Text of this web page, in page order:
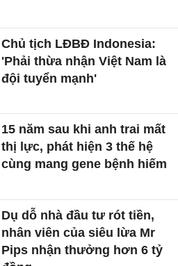
Chủ tịch LĐBĐ Indonesia:
'Phải thừa nhận Việt Nam là
đội tuyển mạnh'
15 năm sau khi anh trai mất
thị lực, phát hiện 3 thế hệ
cùng mang gene bệnh hiếm
Dụ dỗ nhà đầu tư rót tiền,
nhân viên của siêu lừa Mr
Pips nhận thưởng hơn 6 tỷ